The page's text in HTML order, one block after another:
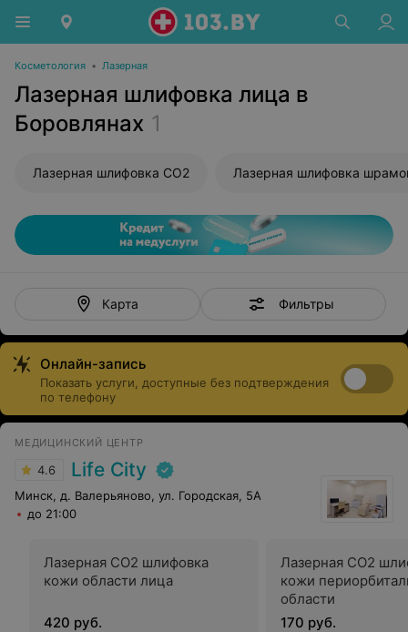
Косметология • Лазерная
Лазерная шлифовка лица в
Боровлянах 1
Лазерная шлифовка CO2
Карта Фильтры
Онлайн-запись
Показать услуги, доступные без подтверждения
по телефону
МЕДИЦИНСКИЙ ЦЕНТР
4.6 Life City
Минск, д. Валерьяново, ул. Городская, 5А
до 21:00
Лазерная СО2 шлифовка
кожи области лица
420 руб.
Лазерная СО2
кожи
области
170 руб.